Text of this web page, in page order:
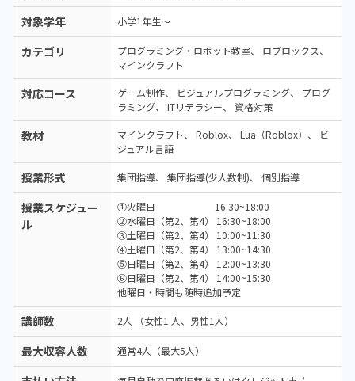
対象学年 小学1年生～
カテゴリ プログラミング・ロボット教室
ロブロックス
マインクラフト
対応コース ゲーム制作 ビジュアルプログラミング
プログ
ラミング
ITリテラシー 資格対策
教材 マインクラフト Roblox Lua（Roblox）
ビ
ジュアル言語
授業形式 集団指導 集団指導(少人数制) 個別指導
授業スケジュー
ル
①火曜日 16:30~18:00
②水曜日（第2、第4） 16:30~18:00
③土曜日（第2、第4） 10:00~11:30
④土曜日（第2、第4） 13:00~14:30
⑤日曜日（第2、第4） 12:00~13:30
⑥日曜日（第2、第4） 14:00~15:30
他曜日・時間も随時追加予定
講師数 2人 （女性1 人、男性1人）
最大収容人数 通常4人（最大5人）